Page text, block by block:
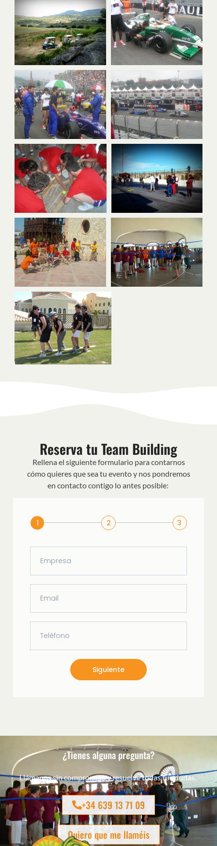
Reserva tu Team Building
Rellena el siguiente formulario para contarnos
cómo quieres que sea tu evento y nos pondremos
en contacto contigo lo antes posible:
1 2 3
Siguiente
¿Tienes alguna pregunta?
Llámanos sin compromiso y resuelve todas tus dudas.
+34 639 13 71 09
Quiero que me llaméis